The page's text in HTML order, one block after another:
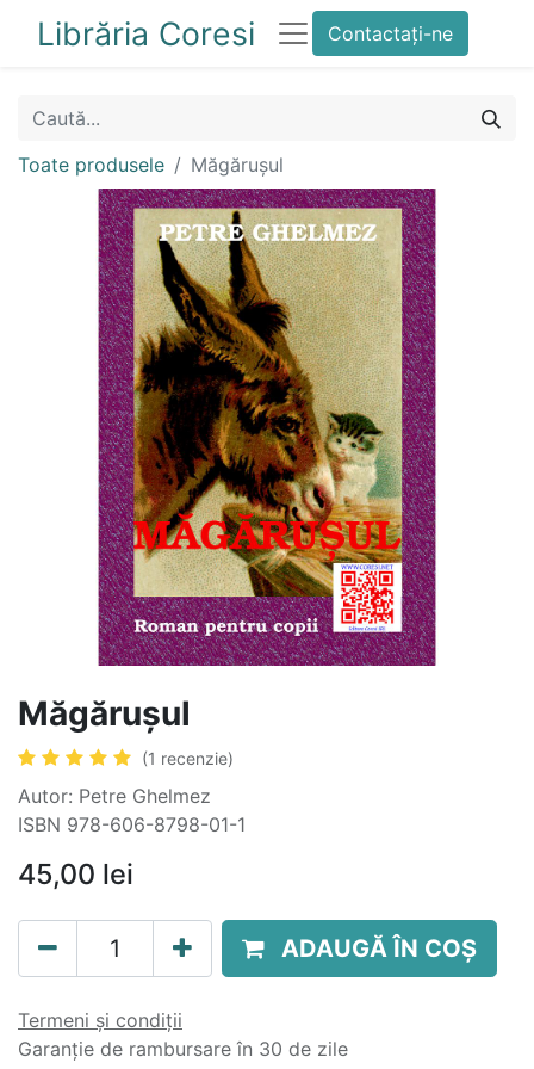
Librăria Coresi Contactați-ne
Toate produsele Măgărușul
Măgărușul
(1 recenzie)
Autor: Petre Ghelmez
ISBN 978-606-8798-01-1
45,00 lei
ADAUGĂ ÎN COȘ
Termeni și condiții
Garanție de rambursare în 30 de zile